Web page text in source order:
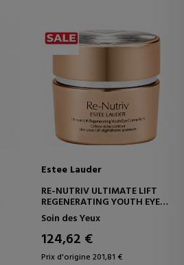
Estee Lauder
RE-NUTRIV ULTIMATE LIFT
REGENERATING YOUTH EYE
CREME
EFFET LIFTING DU CONTOUR
DES YEUX
Soin des Yeux
124,62 €
Prix d'origine 201,81 €